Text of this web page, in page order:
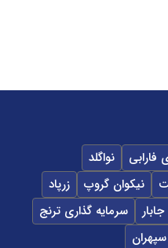
فارابی
نواگلد
نیکوان گروپ
زرپاد
جابار
سرمایه گذاری ترنج